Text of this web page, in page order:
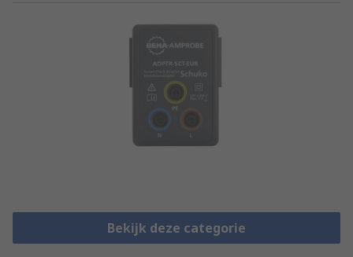
Bekijk deze categorie